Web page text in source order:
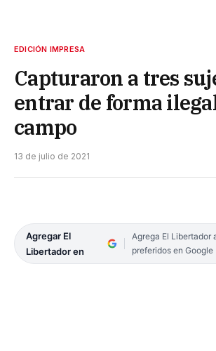
EDICIÓN IMPRESA
Capturaron a tres
entrar de forma
campo
13 de julio de 2021
Agregar El
Libertador en
Agrega El Libertador
preferidos en Google